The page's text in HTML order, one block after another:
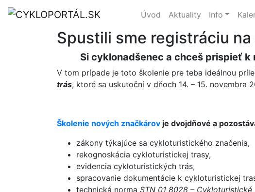
Úvod Aktuality Info
Spustili sme registráciu
Si cyklonadšenec a chceš prispieť
V tom prípade je toto školenie pre teba ideálnou
trás, ktoré sa uskutoční v dňoch 14. – 15. novembra
Školenie nových značkárov je dvojdňové a
zákony týkajúce sa cykloturistického značenia,
rekognoskácia cykloturistickej trasy,
evidencia cykloturistických trás,
spracovanie dokumentácie k cykloturistickej
technická norma STN 01 8028 – Cykloturistické